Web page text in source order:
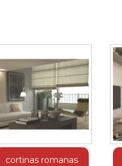
cortinas romanas